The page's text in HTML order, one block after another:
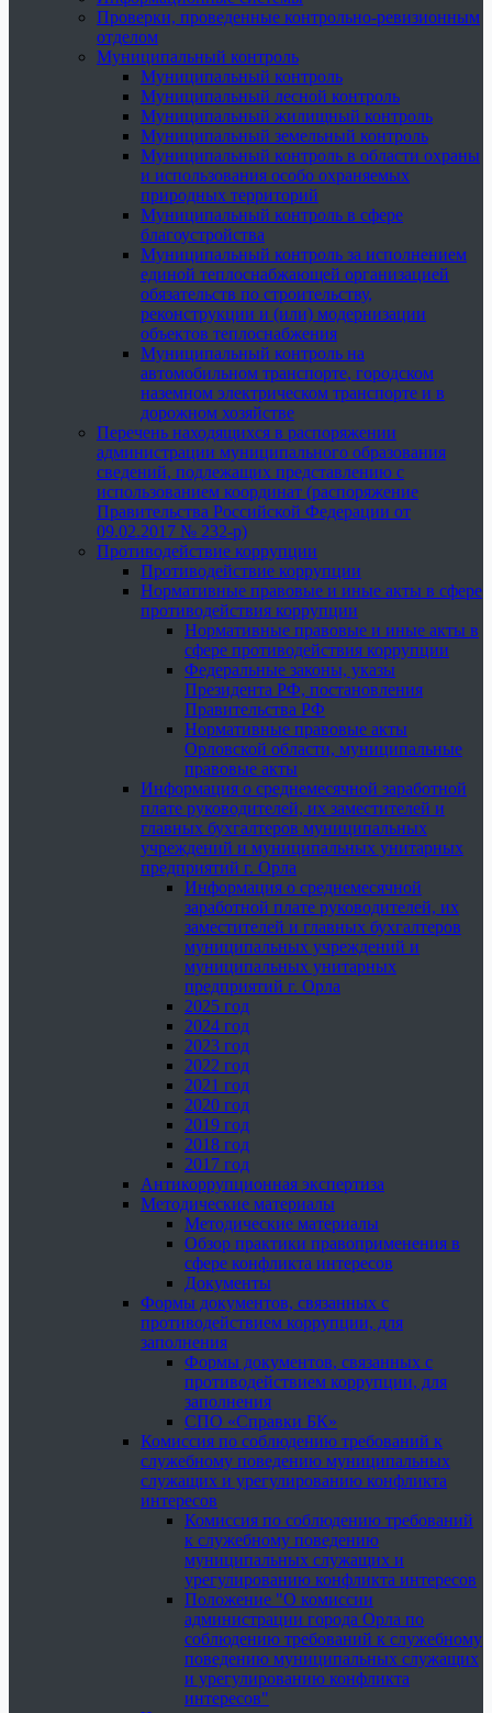
Проверки, проведенные контрольно-ревизионным
отделом
Муниципальный контроль
Муниципальный контроль
Муниципальный лесной контроль
Муниципальный жилищный контроль
Муниципальный земельный контроль
Муниципальный контроль в области охраны
и использования особо охраняемых
природных территорий
Муниципальный контроль в сфере
благоустройства
Муниципальный контроль за исполнением
единой теплоснабжающей организацией
обязательств по строительству,
реконструкции и (или) модернизации
объектов теплоснабжения
Муниципальный контроль на
автомобильном транспорте, городском
наземном электрическом транспорте и в
дорожном хозяйстве
Перечень находящихся в распоряжении
администрации муниципального образования
сведений, подлежащих представлению с
использованием координат (распоряжение
Правительства Российской Федерации от
09.02.2017 № 232-р)
Противодействие коррупции
Противодействие коррупции
Нормативные правовые и иные акты в сфере
противодействия коррупции
Нормативные правовые и иные акты в
сфере противодействия коррупции
Федеральные законы, указы
Президента РФ, постановления
Правительства РФ
Нормативные правовые акты
Орловской области, муниципальные
правовые акты
Информация о среднемесячной заработной
плате руководителей, их заместителей и
главных бухгалтеров муниципальных
учреждений и муниципальных унитарных
предприятий г. Орла
Информация о среднемесячной
заработной плате руководителей, их
заместителей и главных бухгалтеров
муниципальных учреждений и
муниципальных унитарных
предприятий г. Орла
2025 год
2024 год
2023 год
2022 год
2021 год
2020 год
2019 год
2018 год
2017 год
Антикоррупционная экспертиза
Методические материалы
Методические материалы
Обзор практики правоприменения в
сфере конфликта интересов
Документы
Формы документов, связанных с
противодействием коррупции, для
заполнения
Формы документов, связанных с
противодействием коррупции, для
заполнения
СПО «Справки БК»
Комиссия по соблюдению требований к
служебному поведению муниципальных
служащих и урегулированию конфликта
интересов
Комиссия по соблюдению требований
к служебному поведению
муниципальных служащих и
урегулированию конфликта интересов
Положение "О комиссии
администрации города Орла по
соблюдению требований к служебному
поведению муниципальных служащих
и урегулированию конфликта
интересов"